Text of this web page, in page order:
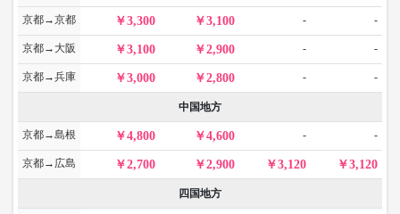
京都→京都 3,300 3,100 - -
京都→大阪 3,100 2,900 - -
京都→兵庫 3,000 2,800 - -
中国地方
京都→島根 4,800 4,600 - -
京都→広島 2,700 2,900 3,120 3,120
四国地方